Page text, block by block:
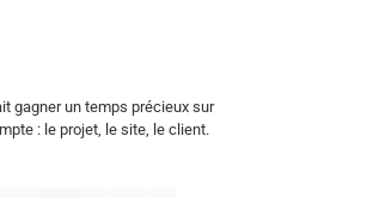
gagner un temps précieux sur
: le projet, le site, le client.